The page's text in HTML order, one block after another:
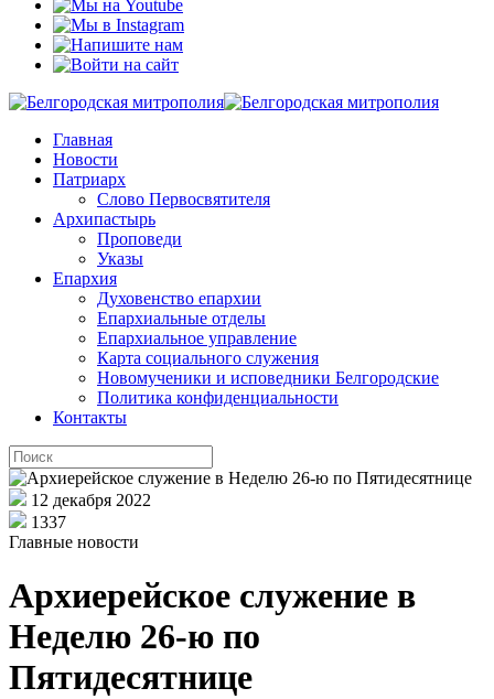
Главная
Новости
Патриарх
Слово Первосвятителя
Архипастырь
Проповеди
Указы
Епархия
Духовенство епархии
Епархиальные отделы
Епархиальное управление
Карта социального служения
Новомученики и исповедники Белгородские
Политика конфиденциальности
Контакты
12 декабря 2022
1337
Главные новости
Архиерейское служение в
Неделю 26-ю по
Пятидесятнице